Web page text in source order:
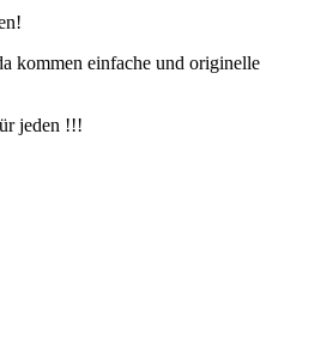
kommen einfache und originelle
jeden !!!